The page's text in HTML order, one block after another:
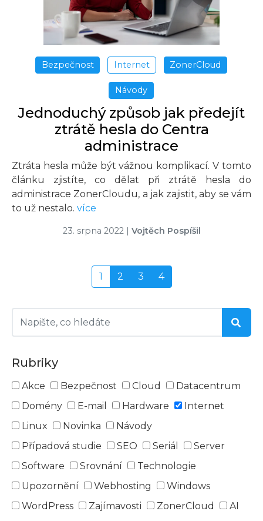
Rubriky
Akce Bezpečnost Cloud
Datacentrum
Domény
E-mail Hardware
Internet
Linux
Novinka
Návody
Případová studie
SEO Seriál
Server
Software
Srovnání
Technologie
Upozornění
Webhosting
Windows
WordPress
Zajímavosti ZonerCloud AI
Bezpečnost Internet ZonerCloud
Návody
Jednoduchý způsob jak předejít
ztrátě hesla do Centra
administrace
Ztráta hesla může být vážnou komplikací. V tomto
článku zjistíte, co dělat při ztrátě hesla do
administrace ZonerCloudu, a jak zajistit, aby se vám
to už nestalo. více
23. srpna 2022 | Vojtěch Pospíšil
1 2 3 4